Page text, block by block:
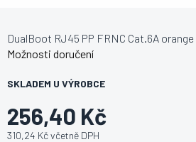
256,40 Kč
310,24 Kč včetně DPH
SKLADEM U VÝROBCE
Možnosti doručení
DualBoot RJ45 PP FRNC Cat.6A